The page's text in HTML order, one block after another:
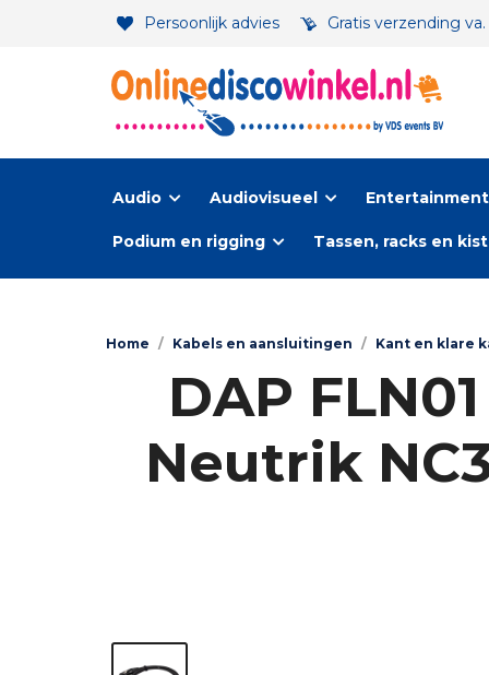
Persoonlijk advies Gratis verzending
Audio Audiovisueel
Podium en rigging Tassen, racks en
Home / Kabels en aansluitingen / Kant en klare
DAP
Neutrik